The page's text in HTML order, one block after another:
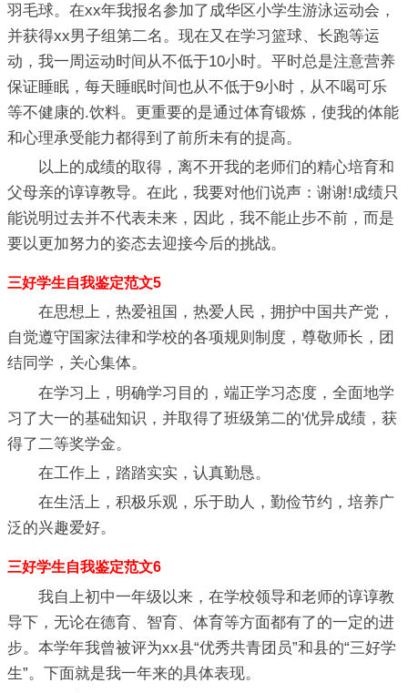
羽毛球。在xx年我报名参加了成华区小学生游泳运动会，
并获得xx男子组第二名。现在又在学习篮球、长跑等运
动，我一周运动时间从不低于10小时。平时总是注意营养
保证睡眠，每天睡眠时间也从不低于9小时，从不喝可乐
等不健康的.饮料。更重要的是通过体育锻炼，使我的体能
和心理承受能力都得到了前所未有的提高。
以上的成绩的取得，离不开我的老师们的精心培育和
父母亲的谆谆教导。在此，我要对他们说声：谢谢!成绩只
能说明过去并不代表未来，因此，我不能止步不前，而是
要以更加努力的姿态去迎接今后的挑战。
三好学生自我鉴定范文5
在思想上，热爱祖国，热爱人民，拥护中国共产党，
自觉遵守国家法律和学校的各项规则制度，尊敬师长，团
结同学，关心集体。
在学习上，明确学习目的，端正学习态度，全面地学
习了大一的基础知识，并取得了班级第二的'优异成绩，获
得了二等奖学金。
在工作上，踏踏实实，认真勤恳。
在生活上，积极乐观，乐于助人，勤俭节约，培养广
泛的兴趣爱好。
三好学生自我鉴定范文6
我自上初中一年级以来，在学校领导和老师的谆谆教
导下，无论在德育、智育、体育等方面都有了的一定的进
步。本学年我曾被评为xx县“优秀共青团员”和县的“三好学
生”。下面就是我一年来的具体表现。